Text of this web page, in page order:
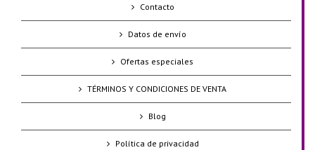
Contacto
Datos de envío
Ofertas especiales
TÉRMINOS Y CONDICIONES DE VENTA
Blog
Política de privacidad